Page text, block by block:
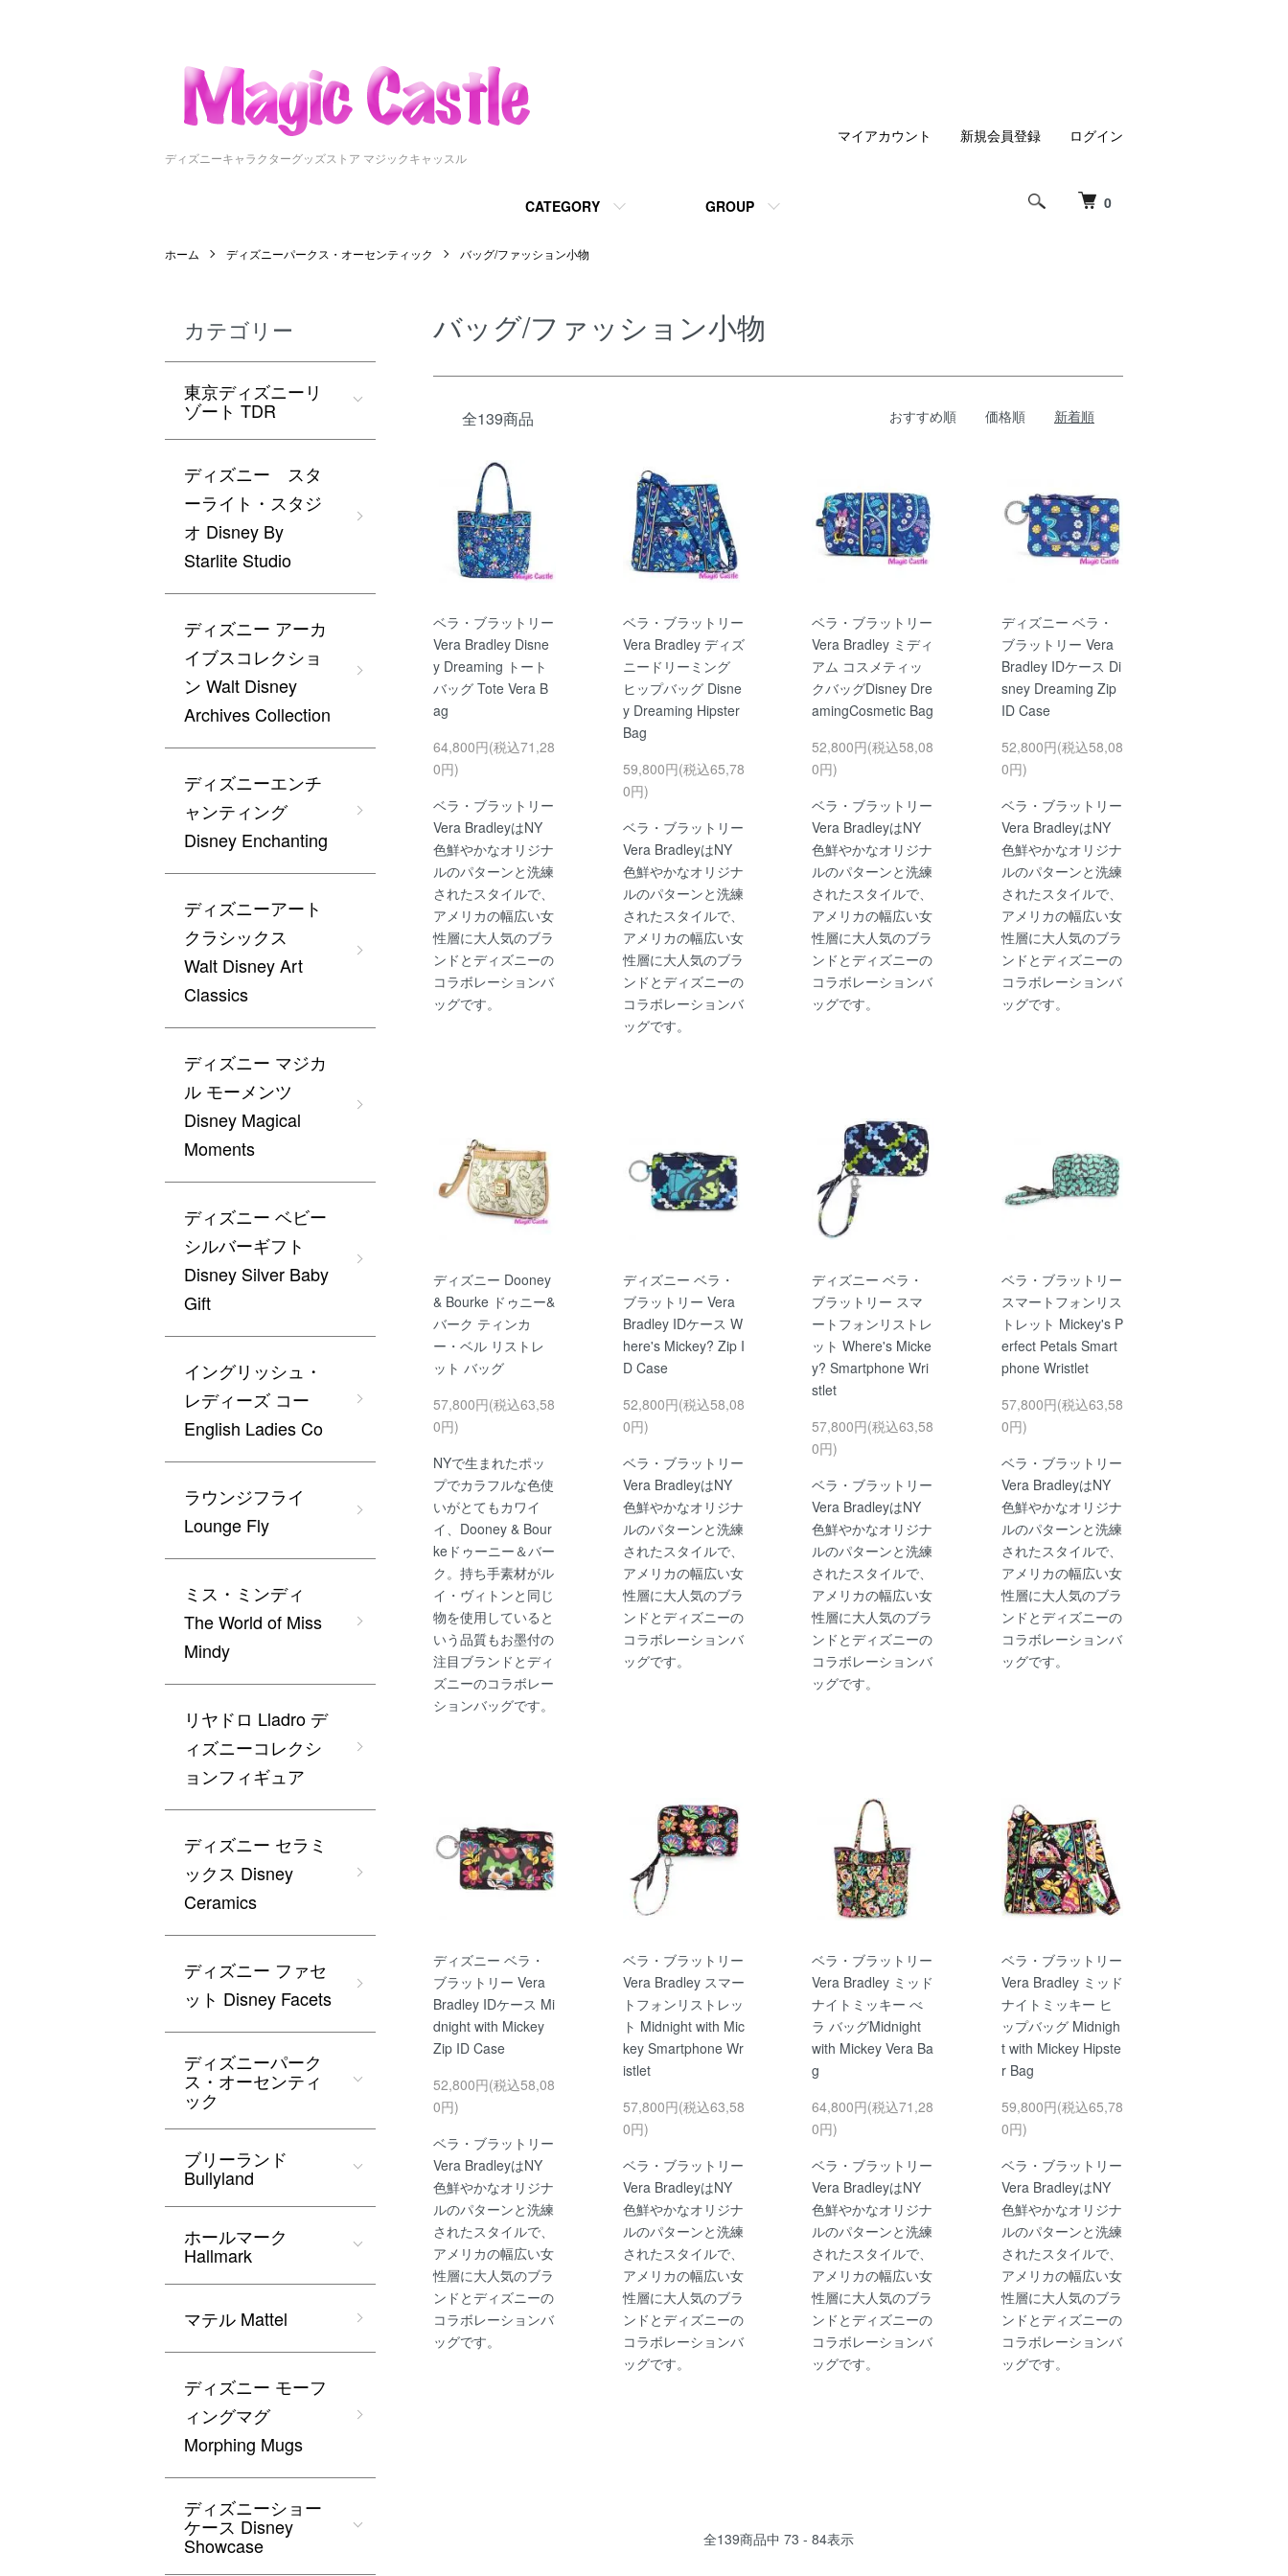
ディズニーキャラクターグッズストア マジックキャッスル
0
CATEGORY GROUP
マイアカウント 新規会員登録 ログイン
ホーム ディズニーパークス・オーセンティック バッグ/ファッション小物
バッグ/ファッション小物
全139商品 おすすめ順 価格順 新着順
ベラ・ブラットリー
Vera Bradley Disne
y Dreaming トート
バッグ Tote Vera B
ag
64,800円(税込71,28
0円)
ベラ・ブラットリー
Vera BradleyはNY
色鮮やかなオリジナ
ルのパターンと洗練
されたスタイルで、
アメリカの幅広い女
性層に大人気のブラ
ンドとディズニーの
コラボレーションバ
ッグです。
ベラ・ブラットリー
Vera Bradley ディズ
ニードリーミング
ヒップバッグ Disne
y Dreaming Hipster
Bag
59,800円(税込65,78
0円)
ベラ・ブラットリー
Vera BradleyはNY
色鮮やかなオリジナ
ルのパターンと洗練
されたスタイルで、
アメリカの幅広い女
性層に大人気のブラ
ンドとディズニーの
コラボレーションバ
ッグです。
ベラ・ブラットリー
Vera Bradley ミディ
アム コスメティッ
クバッグDisney Dre
amingCosmetic Bag
52,800円(税込58,08
0円)
ベラ・ブラットリー
Vera BradleyはNY
色鮮やかなオリジナ
ルのパターンと洗練
されたスタイルで、
アメリカの幅広い女
性層に大人気のブラ
ンドとディズニーの
コラボレーションバ
ッグです。
ディズニー ベラ・
ブラットリー Vera
Bradley IDケース Di
sney Dreaming Zip
ID Case
52,800円(税込58,08
0円)
ベラ・ブラットリー
Vera BradleyはNY
色鮮やかなオリジナ
ルのパターンと洗練
されたスタイルで、
アメリカの幅広い女
性層に大人気のブラ
ンドとディズニーの
コラボレーションバ
ッグです。
ディズニー Dooney
& Bourke ドゥニー&
バーク ティンカ
ー・ベル リストレ
ット バッグ
57,800円(税込63,58
0円)
NYで生まれたポッ
プでカラフルな色使
いがとてもカワイ
イ、Dooney & Bour
keドゥーニー＆バー
ク。持ち手素材がル
イ・ヴィトンと同じ
物を使用していると
いう品質もお墨付の
注目ブランドとディ
ズニーのコラボレー
ションバッグです。
ディズニー ベラ・
ブラットリー Vera
Bradley IDケース W
here's Mickey? Zip I
D Case
52,800円(税込58,08
0円)
ベラ・ブラットリー
Vera BradleyはNY
色鮮やかなオリジナ
ルのパターンと洗練
されたスタイルで、
アメリカの幅広い女
性層に大人気のブラ
ンドとディズニーの
コラボレーションバ
ッグです。
ディズニー ベラ・
ブラットリー スマ
ートフォンリストレ
ット Where's Micke
y? Smartphone Wri
stlet
57,800円(税込63,58
0円)
ベラ・ブラットリー
Vera BradleyはNY
色鮮やかなオリジナ
ルのパターンと洗練
されたスタイルで、
アメリカの幅広い女
性層に大人気のブラ
ンドとディズニーの
コラボレーションバ
ッグです。
ベラ・ブラットリー
スマートフォンリス
トレット Mickey's P
erfect Petals Smart
phone Wristlet
57,800円(税込63,58
0円)
ベラ・ブラットリー
Vera BradleyはNY
色鮮やかなオリジナ
ルのパターンと洗練
されたスタイルで、
アメリカの幅広い女
性層に大人気のブラ
ンドとディズニーの
コラボレーションバ
ッグです。
ディズニー ベラ・
ブラットリー Vera
Bradley IDケース Mi
dnight with Mickey
Zip ID Case
52,800円(税込58,08
0円)
ベラ・ブラットリー
Vera BradleyはNY
色鮮やかなオリジナ
ルのパターンと洗練
されたスタイルで、
アメリカの幅広い女
性層に大人気のブラ
ンドとディズニーの
コラボレーションバ
ッグです。
ベラ・ブラットリー
Vera Bradley スマー
トフォンリストレッ
ト Midnight with Mic
key Smartphone Wr
istlet
57,800円(税込63,58
0円)
ベラ・ブラットリー
Vera BradleyはNY
色鮮やかなオリジナ
ルのパターンと洗練
されたスタイルで、
アメリカの幅広い女
性層に大人気のブラ
ンドとディズニーの
コラボレーションバ
ッグです。
ベラ・ブラットリー
Vera Bradley ミッド
ナイトミッキー べ
ラ バッグMidnight
with Mickey Vera Ba
g
64,800円(税込71,28
0円)
ベラ・ブラットリー
Vera BradleyはNY
色鮮やかなオリジナ
ルのパターンと洗練
されたスタイルで、
アメリカの幅広い女
性層に大人気のブラ
ンドとディズニーの
コラボレーションバ
ッグです。
ベラ・ブラットリー
Vera Bradley ミッド
ナイトミッキー ヒ
ップバッグ Midnigh
t with Mickey Hipste
r Bag
59,800円(税込65,78
0円)
ベラ・ブラットリー
Vera BradleyはNY
色鮮やかなオリジナ
ルのパターンと洗練
されたスタイルで、
アメリカの幅広い女
性層に大人気のブラ
ンドとディズニーの
コラボレーションバ
ッグです。
全139商品中 73 - 84表示
カテゴリー
東京ディズニーリ
ゾート TDR
ディズニー スタ
ーライト・スタジ
オ Disney By
Starlite Studio
ディズニー アーカ
イブスコレクショ
ン Walt Disney
Archives Collection
ディズニーエンチ
ャンティング
Disney Enchanting
ディズニーアート
クラシックス
Walt Disney Art
Classics
ディズニー マジカ
ル モーメンツ
Disney Magical
Moments
ディズニー ベビー
シルバーギフト
Disney Silver Baby
Gift
イングリッシュ・
レディーズ コー
English Ladies Co
ラウンジフライ
Lounge Fly
ミス・ミンディ
The World of Miss
Mindy
リヤドロ Lladro デ
ィズニーコレクシ
ョンフィギュア
ディズニー セラミ
ックス Disney
Ceramics
ディズニー ファセ
ット Disney Facets
ディズニーパーク
ス・オーセンティ
ック
ブリーランド
Bullyland
ホールマーク
Hallmark
マテル Mattel
ディズニー モーフ
ィングマグ
Morphing Mugs
ディズニーショー
ケース Disney
Showcase